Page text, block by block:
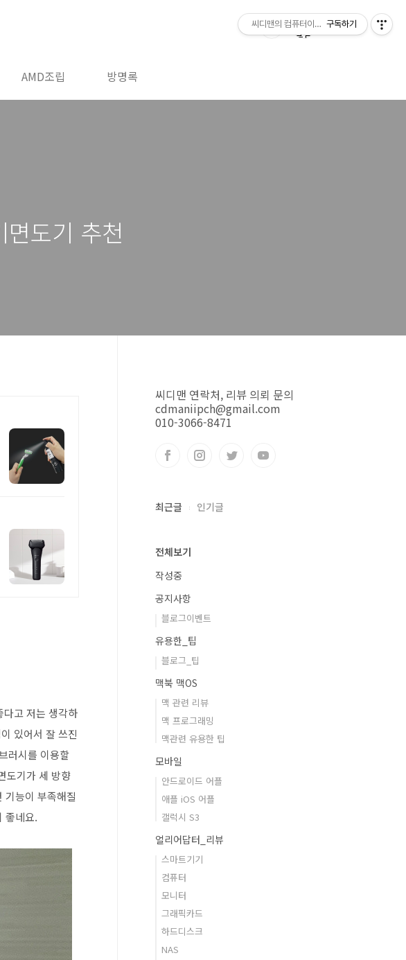
AMD조립 방명록
도기 추천
다고 저는 생각하
있어서 잘 쓰진
러시를 이용할
도기가 세 방향
기능이 부족해질
좋네요.
씨디맨 연락처, 리뷰 의뢰 문의
cdmaniipch@gmail.com
010-3066-8471
최근글 인기글
전체보기
작성중
공지사항
블로그이벤트
유용한_팁
블로그_팁
맥북 맥OS
맥 관련 리뷰
맥 프로그래밍
맥관련 유용한 팁
모바일
안드로이드 어플
애플 iOS 어플
갤럭시 S3
얼리어답터_리뷰
스마트기기
컴퓨터
모니터
그래픽카드
하드디스크
NAS
씨디맨의 컴퓨터이야기구독하기